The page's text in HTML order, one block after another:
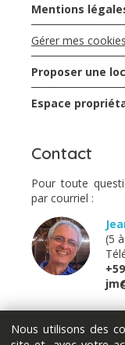
Mentions
Gérer mes cookies
Proposer une
Espace
Contact
Pour toute
par courriel :
(5
Nous utilisons des